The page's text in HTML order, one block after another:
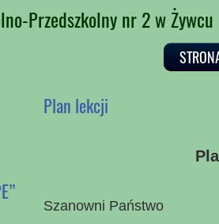
Przedszkolny nr 2 w Żywcu
Plan lekcji
Szanowni Państwo